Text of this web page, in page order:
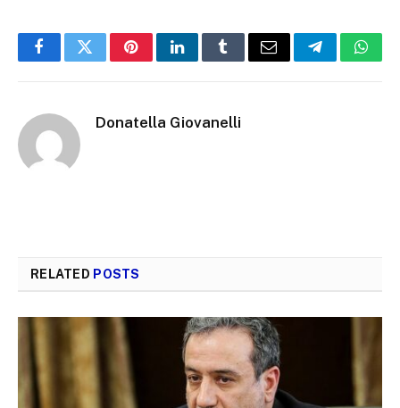
FacebookTwitterPinterestLinkedInTumblrEmail Telegram
Donatella Giovanelli
RELATED POSTS